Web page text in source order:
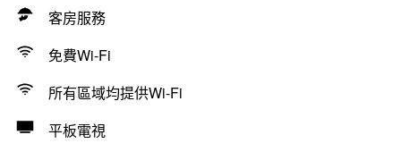
客房服務
免費Wi-Fi
所有區域均提供Wi-Fi
平板電視